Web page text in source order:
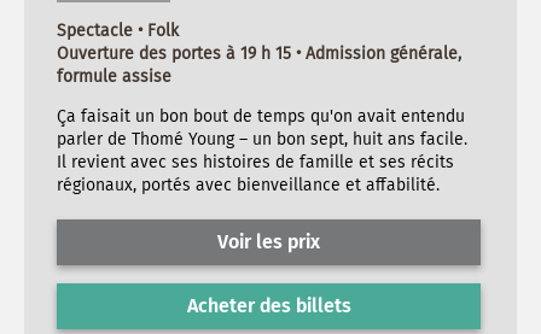
Spectacle • Folk
Ouverture des portes à 19 h 15 • Admission générale,
formule assise
Ça faisait un bon bout de temps qu'on avait entendu
parler de Thomé Young – un bon sept, huit ans facile.
Il revient avec ses histoires de famille et ses récits
régionaux, portés avec bienveillance et affabilité.
Voir les prix
Acheter des billets